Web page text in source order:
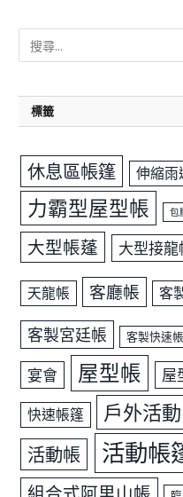
標籤
休息區帳篷 伸縮雨
力霸型屋型帳 包
大型帳蓬 大型接龍
天龍帳 客廳帳 客
客製宮廷帳 客製快速帳
宴會 屋型帳 屋
快速帳篷 戶外活動
活動帳 活動帳